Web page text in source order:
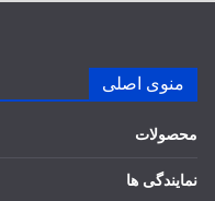
منوی اصلی
محصولات
نمایندگی ها